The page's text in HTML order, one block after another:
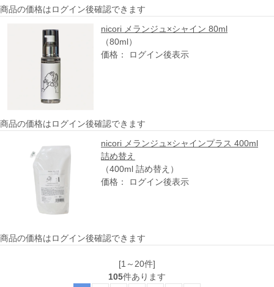
商品の価格はログイン後確認できます
nicori メランジュ×シャイン 80ml
（80ml）
価格： ログイン後表示
商品の価格はログイン後確認できます
nicori メランジュ×シャインプラス 400ml
詰め替え
（400ml 詰め替え）
価格： ログイン後表示
商品の価格はログイン後確認できます
[1～20件]
105件あります